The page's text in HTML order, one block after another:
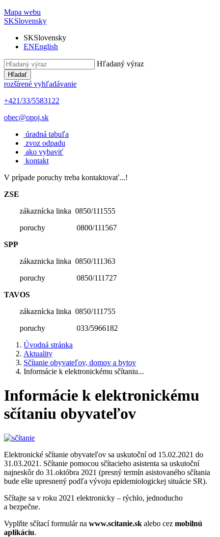
Mapa webu
SKSlovensky
SKSlovensky
ENEnglish
Hľadaný výraz
Hľadať
rozšírené vyhľadávanie
+421/33/5583122
obec@opoj.sk
úradná tabuľa
zvoz odpadu
ako vybaviť
kontakt
V prípade poruchy treba kontaktovať...!
ZSE
zákaznícka linka 0850/111555
poruchy 0800/111567
SPP
zákaznicka linka 0850/111363
poruchy 0850/111727
TAVOS
zákaznícka linka 0850/111755
poruchy 033/5966182
Úvodná stránka
Aktuality
Sčítanie obyvateľov, domov a bytov
Informácie k elektronickému sčítaniu...
Informácie k elektronickému
sčítaniu obyvateľov
Elektronické sčítanie obyvateľov sa uskutoční od 15.02.2021 do
31.03.2021. Sčítanie pomocou sčítacieho asistenta sa uskutoční
najneskôr do 31.októbra 2021 (presný termín asistovaného sčítania
bude ešte upresnený podľa vývoju epidemiologickej situácie SR).
Sčítajte sa v roku 2021 elektronicky – rýchlo, jednoducho
a bezpečne.
Vyplňte sčítací formulár na www.scitanie.sk alebo cez mobilnú
aplikáciu.